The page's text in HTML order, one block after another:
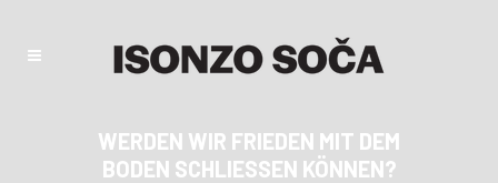
WERDEN WIR FRIEDEN MIT DEM
BODEN SCHLIESSEN KÖNNEN?